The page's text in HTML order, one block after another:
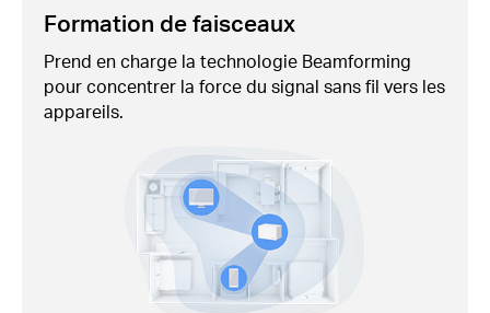
Formation de faisceaux
Prend en charge la technologie Beamforming
pour concentrer la force du signal sans fil vers les
appareils.